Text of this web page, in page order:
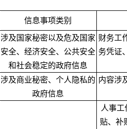
信息事项类别
涉及国家秘密以及危及国家
安全、经济安全、公共安全
和社会稳定的政府信息
财务工
务凭证
涉及商业秘密、个人隐私的
政府信息
内容涉
人事
贴、补